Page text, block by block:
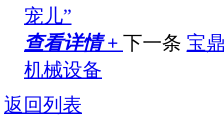
宠儿”
查看详情 + 下一条 宝
机械设备
返回列表